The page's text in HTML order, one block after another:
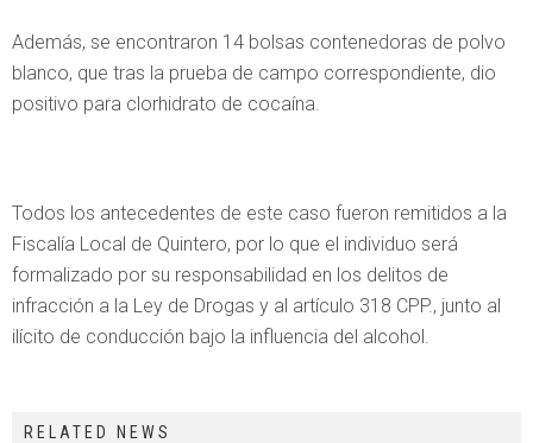
Además, se encontraron 14 bolsas contenedoras de polvo
blanco, que tras la prueba de campo correspondiente, dio
positivo para clorhidrato de cocaína.
Todos los antecedentes de este caso fueron remitidos a la
Fiscalía Local de Quintero, por lo que el individuo será
formalizado por su responsabilidad en los delitos de
infracción a la Ley de Drogas y al artículo 318 CPP., junto al
ilícito de conducción bajo la influencia del alcohol.
RELATED NEWS